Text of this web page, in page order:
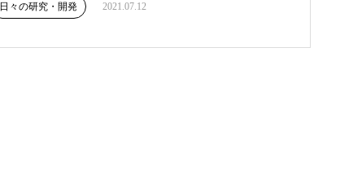
日々の研究・開発 2021.07.12